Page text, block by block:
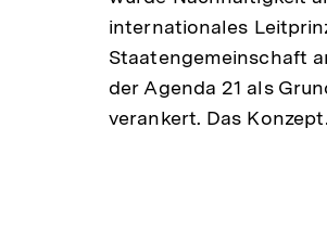
internationales
Staatengemeinschaft
der Agenda 21 als
verankert. Das